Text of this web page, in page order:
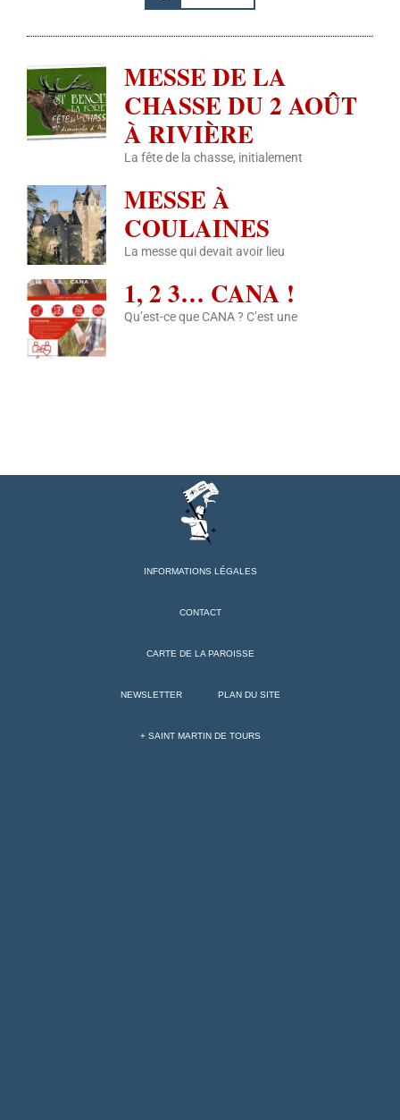
MESSE DE LA
CHASSE DU 2 AOÛT
À RIVIÈRE
La fête de la chasse, initialement
MESSE À
COULAINES
La messe qui devait avoir lieu
1, 2 3… CANA !
Qu’est-ce que CANA ? C’est une
INFORMATIONS LÉGALES
CONTACT
CARTE DE LA PAROISSE
NEWSLETTER PLAN DU SITE
+ SAINT MARTIN DE TOURS